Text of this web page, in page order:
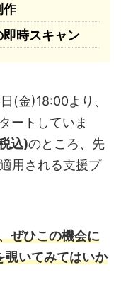
作
時スキャン
(金)18:00より、
ートしていま
込)のところ、先
用される支援プ
ぜひこの機会に
覗いてみてはいか